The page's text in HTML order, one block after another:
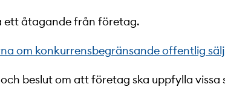
ett åtagande från företag.
om konkurrensbegränsande offentlig
beslut om att företag ska uppfylla vissa